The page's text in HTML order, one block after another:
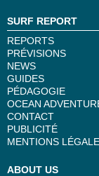
SURF REPORT
REPORTS
PRÉVISIONS
NEWS
GUIDES
PÉDAGOGIE
OCEAN
CONTACT
PUBLICITÉ
MENTIONS
ABOUT US